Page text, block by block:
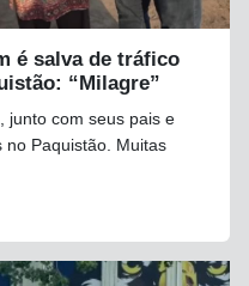
é salva de tráfico
“Milagre”
junto com seus pais e
no Paquistão. Muitas